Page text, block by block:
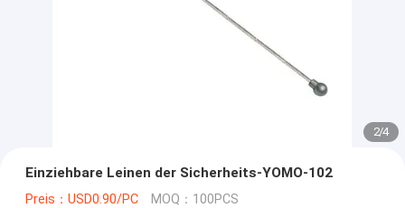
2/4
Einziehbare Leinen der Sicherheits-YOMO-102
Preis：USD0.90/PC MOQ：100PCS